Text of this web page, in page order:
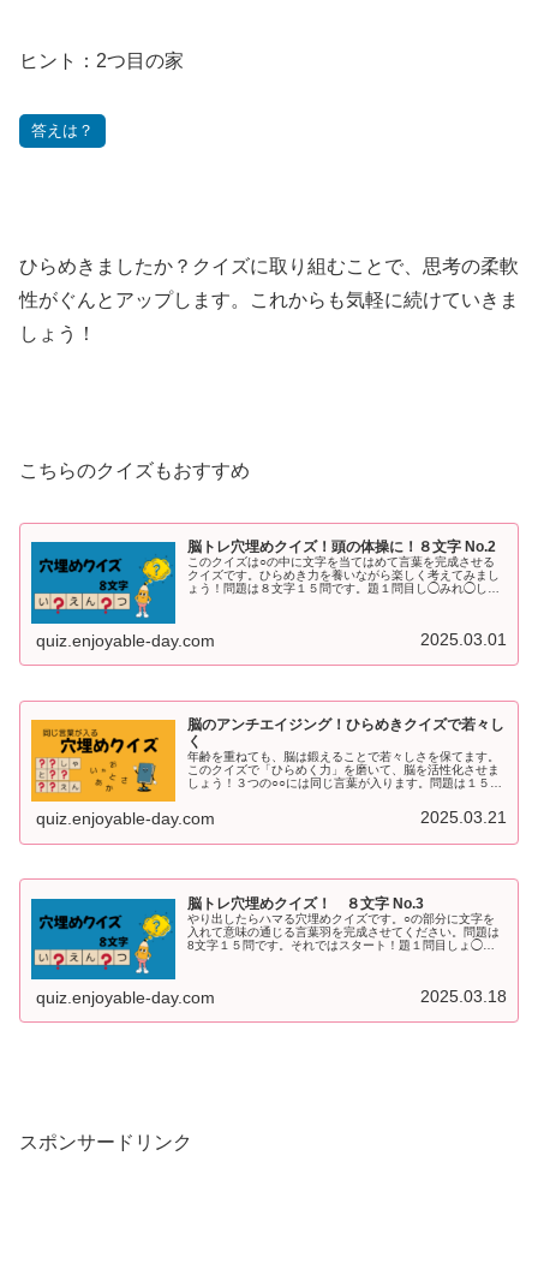
ヒント：2つ目の家
答えは？
ひらめきましたか？クイズに取り組むことで、思考の柔軟
性がぐんとアップします。これからも気軽に続けていきま
しょう！
こちらのクイズもおすすめ
脳トレ穴埋めクイズ！頭の体操に！８文字 No.2
このクイズは○の中に文字を当てはめて言葉を完成させる
クイズです。ひらめき力を養いながら楽しく考えてみまし
ょう！問題は８文字１５問です。題１問目し◯みれ◯しょ
quiz.enjoyable-day.com 2025.03.01
脳のアンチエイジング！ひらめきクイズで若々し
く
年齢を重ねても、脳は鍛えることで若々しさを保てます。
このクイズで「ひらめく力」を磨いて、脳を活性化させま
しょう！３つの○○には同じ言葉が入ります。問題は１５問
quiz.enjoyable-day.com 2025.03.21
脳トレ穴埋めクイズ！ ８文字 No.3
やり出したらハマる穴埋めクイズです。○の部分に文字を
入れて意味の通じる言葉羽を完成させてください。問題は
8文字１５問です。それではスタート！題１問目しょ◯ゅ
quiz.enjoyable-day.com 2025.03.18
スポンサードリンク